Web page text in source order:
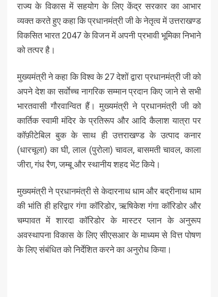
राज्य के विकास में सहयोग के लिए केंद्र सरकार का आभार
व्यक्त करते हुए कहा कि प्रधानमंत्री जी के नेतृत्व में उत्तराखण्ड
विकसित भारत 2047 के विजन में अपनी प्रभावी भूमिका निभाने
को तत्पर है।
मुख्यमंत्री ने कहा कि विश्व के 27 देशों द्वारा प्रधानमंत्री जी को
अपने देश का सर्वाेच्च नागरिक सम्मान प्रदान किए जाने से सभी
भारतवासी गौरवान्वित हैं। मुख्यमंत्री ने प्रधानमंत्री जी को
कार्तिक स्वामी मंदिर के प्रतिरूप और आदि कैलाश यात्रा पर
कॉफ़ीटेबिल बुक के साथ ही उत्तराखण्ड के उत्पाद कनार
(धारचूला) का घी, लाल (पुरोला) चावल, बासमती चावल, काला
जीरा, गंध रैण, जम्बू और स्थानीय शहद भेंट किये।
मुख्यमंत्री ने प्रधानमंत्री से केदारनाथ धाम और बद्रीनाथ धाम
की भांति ही हरिद्वार गंगा कॉरिडोर, ऋषिकेश गंगा कॉरिडोर और
चम्पावत में शारदा कॉरिडोर के मास्टर प्लान के अनुरूप
अवस्थापना विकास के लिए सीएसआर के माध्यम से वित्त पोषण
के लिए संबंधित को निर्देशित करने का अनुरोध किया।